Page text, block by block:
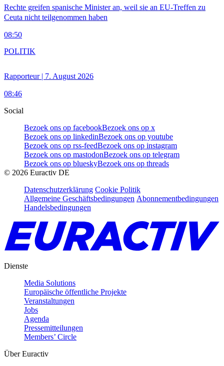
Rechte greifen spanische Minister an, weil sie an EU-Treffen zu
Ceuta nicht teilgenommen haben
08:50
Rapporteur | 7. August 2026
08:46
POLITIK
Social
Bezoek ons op facebookBezoek ons op x
Bezoek ons op linkedinBezoek ons op youtube
Bezoek ons op rss-feedBezoek ons op instagram
Bezoek ons op mastodonBezoek ons op telegram
Bezoek ons op blueskyBezoek ons op threads
© 2026 Euractiv DE
Datenschutzerklärung Cookie Politik
Allgemeine Geschäftsbedingungen Abonnementbedingungen
Handelsbedingungen
Dienste
Media Solutions
Europäische öffentliche Projekte
Veranstaltungen
Jobs
Agenda
Pressemitteilungen
Members’ Circle
Über Euractiv